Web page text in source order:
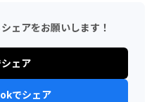
ェアをお願いします！
ェア
でシェア